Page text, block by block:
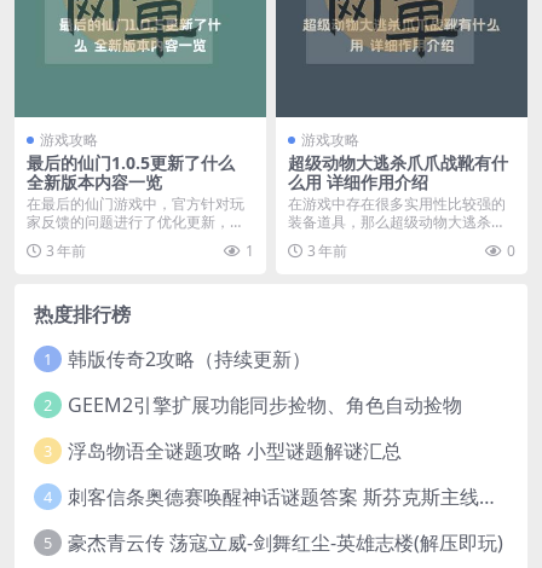
游戏攻略
最后的仙门1.0.5更新了什么
全新版本内容一览
在最后的仙门游戏中，官方针对玩
家反馈的问题进行了优化更新，同
时还增加了许多便捷的...
3 年前 1
游戏攻略
超级动物大逃杀爪爪战靴有什
么用 详细作用介绍
在游戏中存在很多实用性比较强的
装备道具，那么超级动物大逃杀爪
爪战靴有什么用呢？还...
3 年前 0
热度排行榜
1 韩版传奇2攻略（持续更新）
2 GEEM2引擎扩展功能同步捡物、角色自动捡物
3 浮岛物语全谜题攻略 小型谜题解谜汇总
4 刺客信条奥德赛唤醒神话谜题答案 斯芬克斯主线攻略
5 豪杰青云传 荡寇立威-剑舞红尘-英雄志楼(解压即玩)